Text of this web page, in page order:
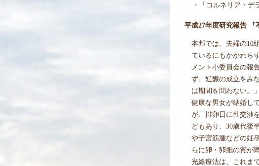
・
「コルネリア・
平成27年度研究報告 『
本邦では、夫婦の10
ているにもかかわら
メント小委員会の報
ず、妊娠の成立をみ
は期間を問わない。
健康な男女が結婚し
が、排卵日に性交渉
どもあり、30歳代後
や子宮筋腫などの妊
らに卵・卵胞の質が
光線療法は、これま